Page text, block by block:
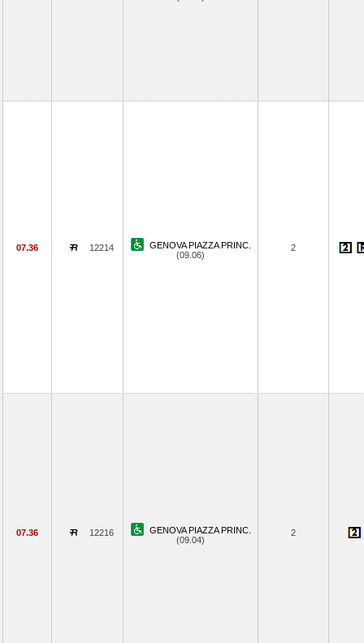
07.36 12214
GENOVA PIAZZA PRINC.
(09.06)
2
07.36 12216
GENOVA PIAZZA PRINC.
(09.04)
2